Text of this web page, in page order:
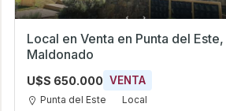
Local en Venta en Punta del Este,
Maldonado
U$S 650.000 VENTA
Punta del Este Local